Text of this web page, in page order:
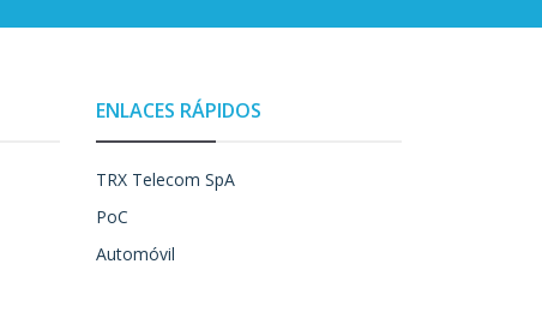
ENLACES RÁPIDOS
TRX Telecom SpA
PoC
Automóvil